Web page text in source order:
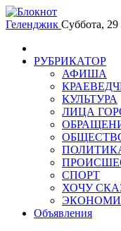
Геленджик Суббота,
РУБРИКАТОР
АФИША
КУЛЬТУРА
ЛИЦА
СПОРТ
ХОЧУ
Объявления